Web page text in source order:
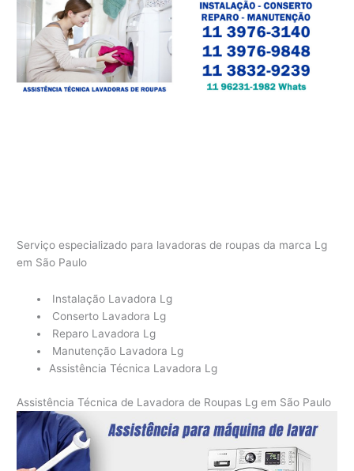
Serviço especializado para lavadoras de roupas da marca Lg
em São Paulo
Instalação Lavadora Lg
Conserto Lavadora Lg
Reparo Lavadora Lg
Manutenção Lavadora Lg
Assistência Técnica Lavadora Lg
Assistência Técnica de Lavadora de Roupas Lg em São Paulo